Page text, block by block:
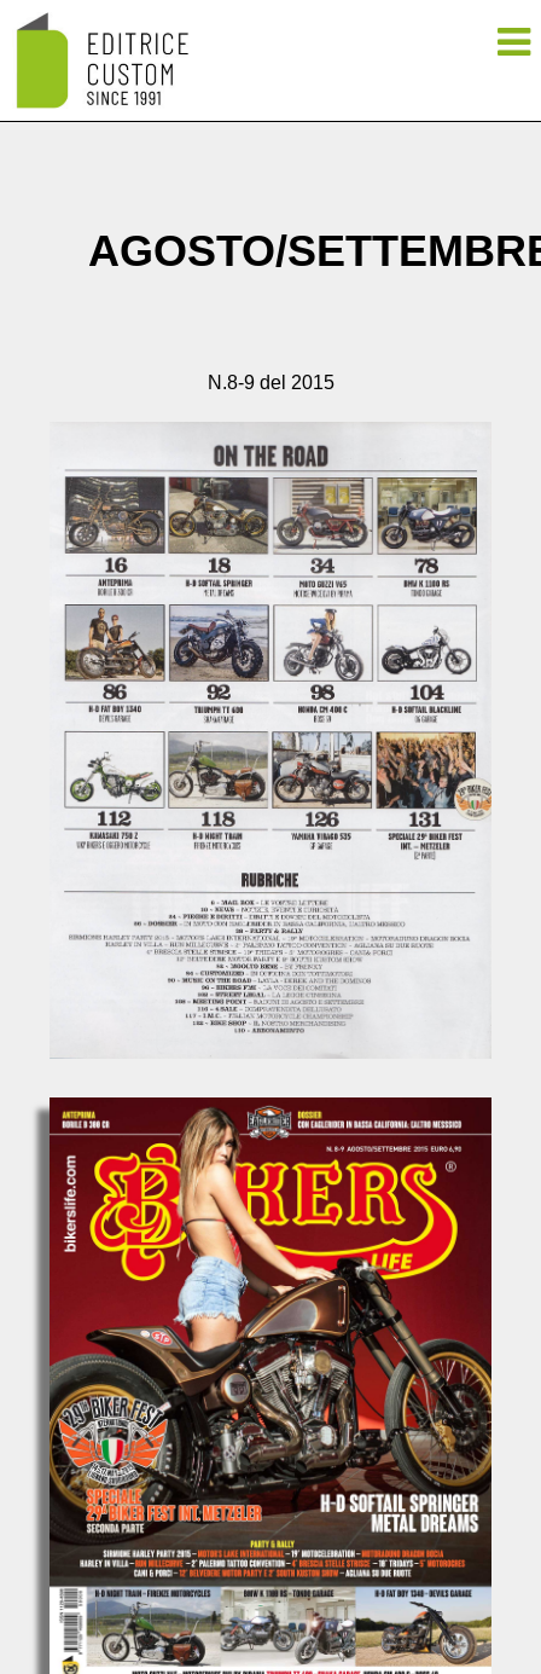
AGOSTO/
N.8-9 del 2015